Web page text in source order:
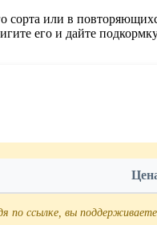
или в
его и дайте
по ссылке, вы